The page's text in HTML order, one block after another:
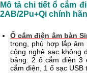
Mô tả chi tiết ổ cắm
2AB/2Pu+Qi chính
Ổ cắm điện âm bàn
trọng, phù hợp lắp âm
công nghệ sạc không
bảng. 2 ổ cắm điện 3
cắm điện, 1 ổ sạc USB